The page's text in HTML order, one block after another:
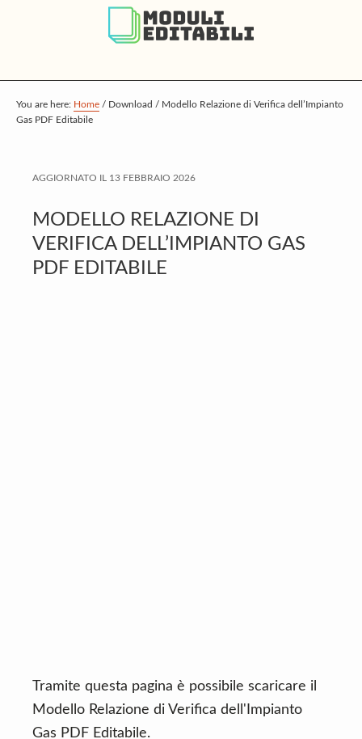
p
t
a
n
c
o
p
t
r
m
a
r
p
t
o
t
e
r
You are here: Home / Download / Modello Relazione di Verifica dell’Impianto
Gas PDF Editabile
AGGIORNATO IL 13 FEBBRAIO 2026
MODELLO RELAZIONE DI
VERIFICA DELL’IMPIANTO GAS
PDF EDITABILE
Tramite questa pagina è possibile scaricare il
Modello Relazione di Verifica dell'Impianto
Gas PDF Editabile.